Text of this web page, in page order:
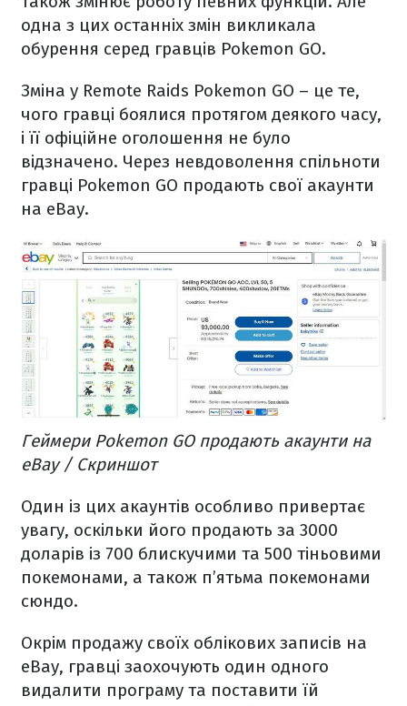
одна з цих останніх змін викликала
обурення серед гравців Pokemon GO.
Зміна у Remote Raids Pokemon GO – це те,
чого гравці боялися протягом деякого часу,
і її офіційне оголошення не було
відзначено. Через невдоволення спільноти
гравці Pokemon GO продають свої акаунти
на eBay.
Геймери Pokemon GO продають акаунти на
eBay / Скриншот
Один із цих акаунтів особливо привертає
увагу, оскільки його продають за 3000
доларів із 700 блискучими та 500 тіньовими
покемонами, а також п’ятьма покемонами
сюндо.
Окрім продажу своїх облікових записів на
eBay, гравці заохочують один одного
видалити програму та поставити їй